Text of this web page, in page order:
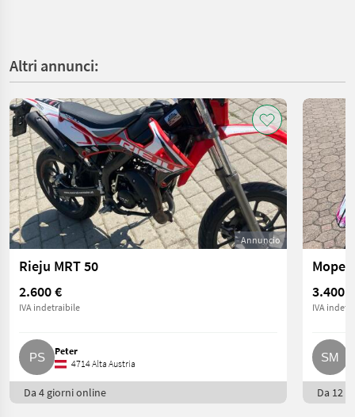
Altri annunci:
Annuncio
Rieju MRT 50
2.600 €
IVA indetraibile
Peter
4714 Alta Austria
Da 4 giorni online
3.400 €
IVA
Da 12